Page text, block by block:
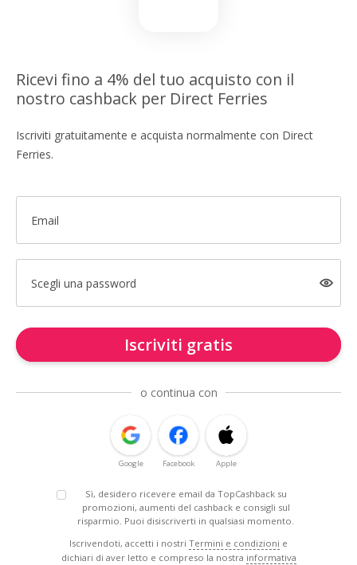
Ricevi fino a 4% del tuo acquisto con il
nostro cashback per Direct Ferries
Iscriviti gratuitamente e acquista normalmente con Direct
Ferries.
Email
Scegli una password
Iscriviti gratis
o continua con
Google Facebook Apple
Sì, desidero ricevere email da TopCashback su
promozioni, aumenti del cashback e consigli sul
risparmio. Puoi disiscriverti in qualsiasi momento.
Iscrivendoti, accetti i nostri Termini e condizioni e
dichiari di aver letto e compreso la nostra informativa